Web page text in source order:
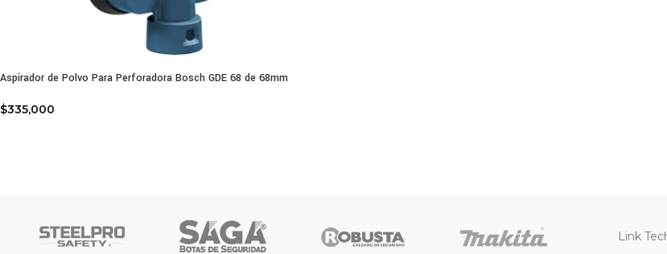
Aspirador de Polvo Para Perforadora Bosch GDE 68 de 68mm
$335,000
Link